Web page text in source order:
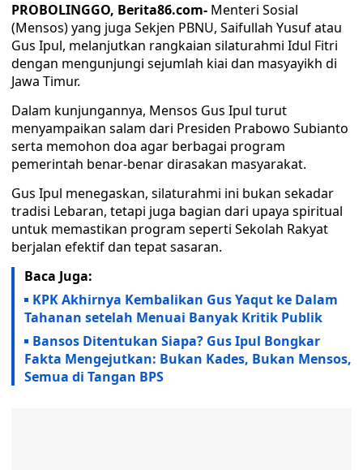
PROBOLINGGO, Berita86.com- Menteri Sosial
(Mensos) yang juga Sekjen PBNU, Saifullah Yusuf atau
Gus Ipul, melanjutkan rangkaian silaturahmi Idul Fitri
dengan mengunjungi sejumlah kiai dan masyayikh di
Jawa Timur.
Dalam kunjungannya, Mensos Gus Ipul turut
menyampaikan salam dari Presiden Prabowo Subianto
serta memohon doa agar berbagai program
pemerintah benar-benar dirasakan masyarakat.
Gus Ipul menegaskan, silaturahmi ini bukan sekadar
tradisi Lebaran, tetapi juga bagian dari upaya spiritual
untuk memastikan program seperti Sekolah Rakyat
berjalan efektif dan tepat sasaran.
Baca Juga:
KPK Akhirnya Kembalikan Gus Yaqut ke Dalam
Tahanan setelah Menuai Banyak Kritik Publik
Bansos Ditentukan Siapa? Gus Ipul Bongkar
Fakta Mengejutkan: Bukan Kades, Bukan Mensos,
Semua di Tangan BPS